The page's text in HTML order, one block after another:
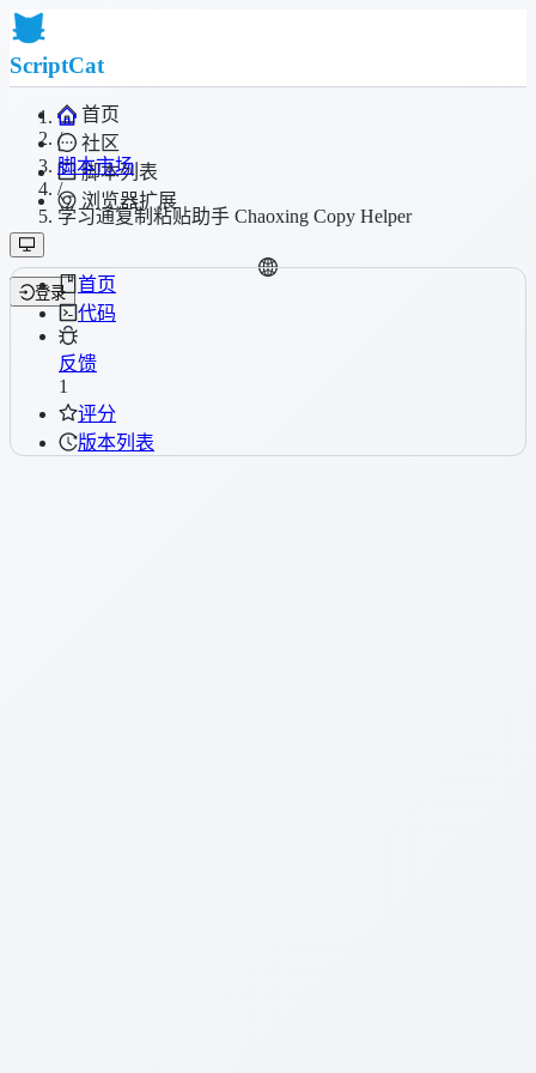
ScriptCat
首页
社区
脚本列表
浏览器扩展
登录
/
脚本市场
/
学习通复制粘贴助手 Chaoxing Copy Helper
首页
代码
反馈
1
评分
版本列表